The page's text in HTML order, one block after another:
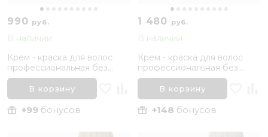
990 руб.
В наличии
Крем - краска для волос
профессиональная без
аммиака Mood Demi Double
7.1 Русый Пепельный, 100
мл
В корзину
+99 бонусов
1 480 руб.
В наличии
Крем - краска для волос
профессиональная без
аммиака Inebrya Bionic Color
6/00 Темный русый
Интенсивный натуральный,
100 мл
В корзину
+148 бонусов